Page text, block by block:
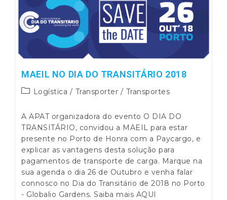
MAEIL NO DIA DO TRANSITÁRIO 2018
PostLogística / Transporter / Transportes
A APAT organizadora do evento O DIA DO
TRANSITÁRIO, convidou a MAEIL para estar
presente no Porto de Honra com a Paycargo, e
explicar as vantagens desta solução para
pagamentos de transporte de carga. Marque na
sua agenda o dia 26 de Outubro e venha falar
connosco no Dia do Transitário de 2018 no Porto
- Globalio Gardens. Saiba mais AQUI